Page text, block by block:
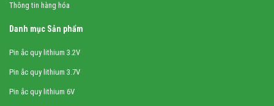
Thông tin hàng hóa
Danh mục Sản phẩm
Pin ắc quy lithium 3.2V
Pin ắc quy lithium 3.7V
Pin ắc quy lithium 6V